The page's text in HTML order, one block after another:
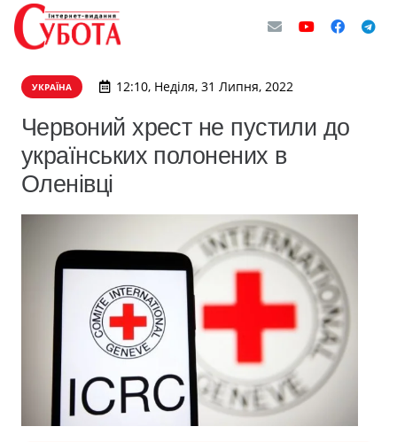
УКРАЇНА 12:10, Неділя, 31 Липня, 2022
Червоний хрест не пустили до
українських полонених в
Оленівці